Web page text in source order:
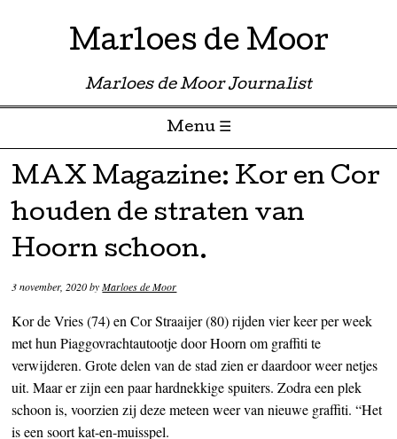
Marloes de Moor
Marloes de Moor Journalist
Menu ☰
Skip to content
MAX Magazine: Kor en Cor
houden de straten van
Hoorn schoon.
3 november, 2020byMarloes de Moor
Kor de Vries (74) en Cor Straaijer (80) rijden vier keer per week
met hun Piaggovrachtautootje door Hoorn om graffiti te
verwijderen. Grote delen van de stad zien er daardoor weer netjes
uit. Maar er zijn een paar hardnekkige spuiters. Zodra een plek
schoon is, voorzien zij deze meteen weer van nieuwe graffiti. “Het
is een soort kat-en-muisspel.